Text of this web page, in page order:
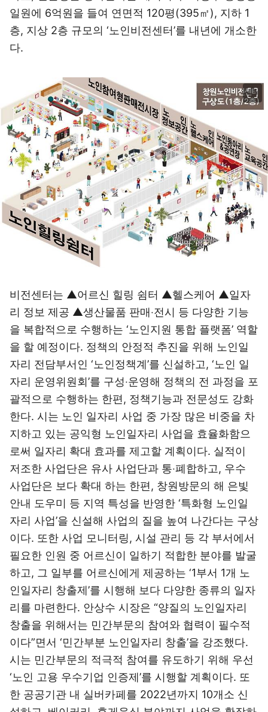
일원에 6억원을 들여 연면적 120평(395㎡), 지하 1
층, 지상 2층 규모의 ‘노인비전센터’를 내년에 개소한
다.
비전센터는 ▲어르신 힐링 쉼터 ▲헬스케어 ▲일자
리 정보 제공 ▲생산물품 판매‧전시 등 다양한 기능
을 복합적으로 수행하는 ‘노인지원 통합 플랫폼’ 역할
을 할 예정이다. 정책의 안정적 추진을 위해 노인일
자리 전담부서인 ‘노인정책계’를 신설하고, ‘노인 일
자리 운영위원회’를 구성‧운영해 정책의 전 과정을 포
괄적으로 수행하는 한편, 정책기능과 전문성도 강화
한다. 시는 노인 일자리 사업 중 가장 많은 비중을 차
지하고 있는 공익형 노인일자리 사업을 효율화함으
로써 일자리 확대 효과를 제고할 계획이다. 실적이
저조한 사업단은 유사 사업단과 통‧폐합하고, 우수
사업단은 보다 확대 하는 한편, 창원방문의 해 은빛
안내 도우미 등 지역 특성을 반영한 ‘특화형 노인일
자리 사업’을 신설해 사업의 질을 높여 나간다는 구상
이다. 또한 사업 모니터링, 시설 관리 등 각 부서에서
필요한 인원 중 어르신이 일하기 적합한 분야를 발굴
하고, 그 일부를 어르신에게 제공하는 ‘1부서 1개 노
인일자리 창출제’를 시행해 보다 다양한 종류의 일자
리를 마련한다. 안상수 시장은 “양질의 노인일자리
창출을 위해서는 민간부문의 참여와 협력이 필수적
이다”면서 ‘민간부분 노인일자리 창출’을 강조했다.
시는 민간부문의 적극적 참여를 유도하기 위해 우선
‘노인 고용 우수기업 인증제’를 시행할 계획이다. 또
한 공공기관 내 실버카페를 2022년까지 10개소 신